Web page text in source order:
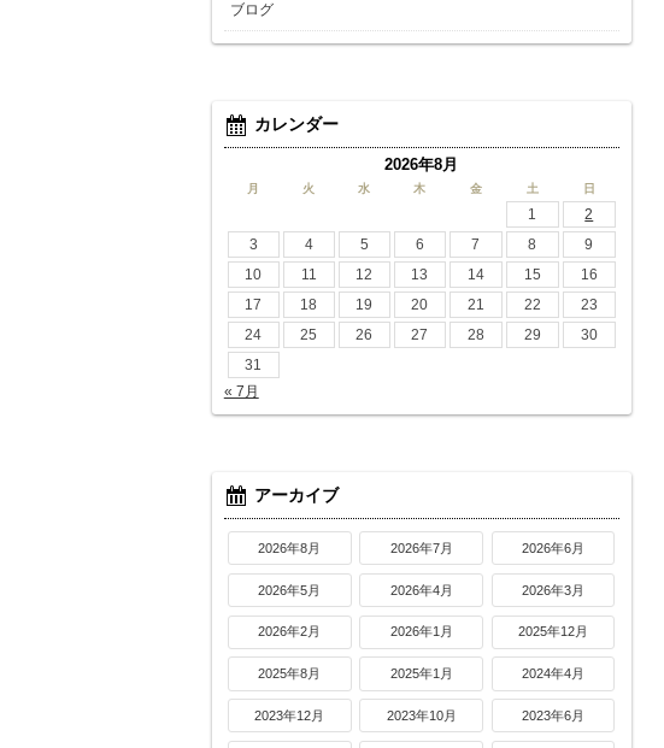
ブログ
カレンダー
2026年8月
月 火 水 木 金 土 日
1
2
3
4 5 6 7 8
9
10
11 12 13 14 15
16
17
18 19 20 21 22
23
24
25 26 27 28 29
30
31
« 7月
アーカイブ
2026年8月 2026年7月 2026年6月
2026年5月 2026年4月 2026年3月
2026年2月 2026年1月 2025年12月
2025年8月 2025年1月 2024年4月
2023年12月 2023年10月 2023年6月